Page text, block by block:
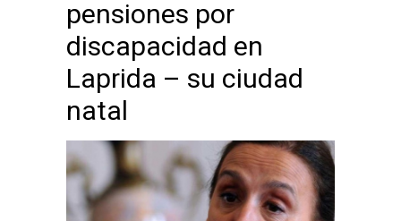
pensiones por
discapacidad en
Laprida – su ciudad
natal